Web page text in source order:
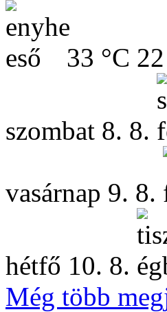
33 °C
szombat 8. 8.
vasárnap 9. 8.
hétfő 10. 8.
Még több